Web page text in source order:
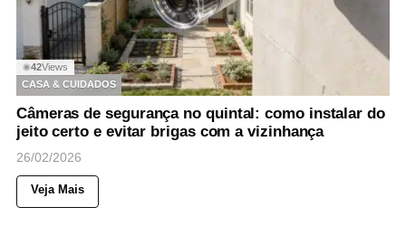
◉42Views
CASA & CUIDADOS
Câmeras de segurança no quintal: como instalar do
jeito certo e evitar brigas com a vizinhança
26/02/2026
Veja Mais